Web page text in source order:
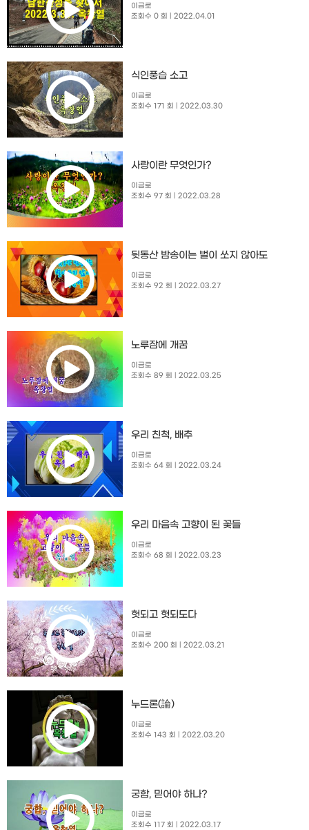
이금로
조회수 0 회
| 2022.04.01
식인풍습 소고
이금로
조회수 171 회
| 2022.03.30
사랑이란 무엇인가?
이금로
조회수 97 회
| 2022.03.28
뒷동산 밤송이는 벌이 쏘지 않아도
이금로
조회수 92 회
| 2022.03.27
노루잠에 개꿈
이금로
조회수 89 회
| 2022.03.25
우리 친척, 배추
이금로
조회수 64 회
| 2022.03.24
우리 마음속 고향이 된 꽃들
이금로
조회수 68 회
| 2022.03.23
헛되고 헛되도다
이금로
조회수 200 회
| 2022.03.21
누드론(論)
이금로
조회수 143 회
| 2022.03.20
궁합, 믿어야 하나?
이금로
조회수 117 회
| 2022.03.17